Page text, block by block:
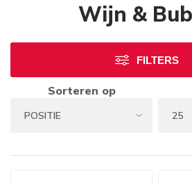
Wijn &
FILTERS
Sorteren op